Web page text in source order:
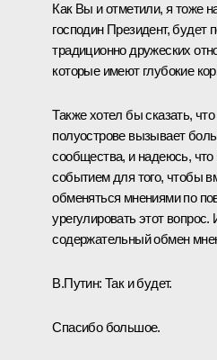
Как Вы и отметили, я тоже
господин Президент, будет
традиционно дружеских
которые имеют глубокие
Также хотел бы сказать,
полуострове вызывает
сообщества, и надеюсь,
событием для того, чтобы
обменяться мнениями по
урегулировать этот
содержательный обмен
В.Путин: Так и будет.
Спасибо большое.